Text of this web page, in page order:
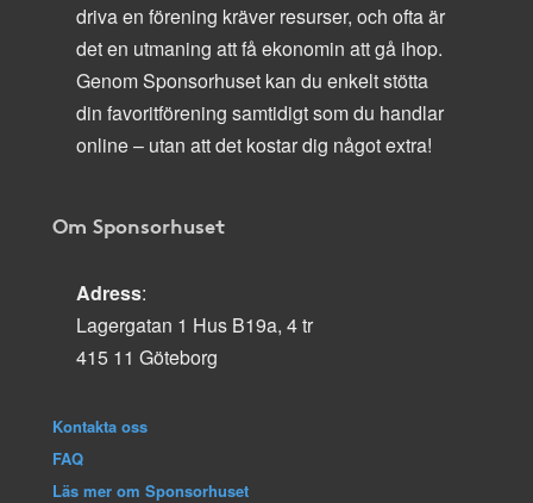
driva en förening kräver resurser, och ofta är
det en utmaning att få ekonomin att gå ihop.
Genom Sponsorhuset kan du enkelt stötta
din favoritförening samtidigt som du handlar
online – utan att det kostar dig något extra!
Om Sponsorhuset
Adress:
Lagergatan 1 Hus B19a, 4 tr
415 11 Göteborg
Kontakta oss
FAQ
Läs mer om Sponsorhuset